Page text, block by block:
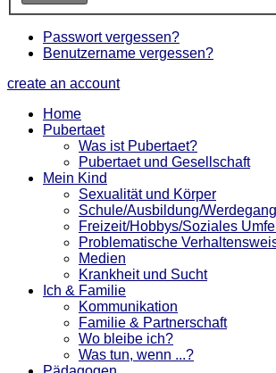
Passwort vergessen?
Benutzername vergessen?
create an account
Home
Pubertaet
Was ist Pubertaet?
Pubertaet und Gesellschaft
Mein Kind
Sexualität und Körper
Schule/Ausbildung/Werdegang
Freizeit/Hobbys/Soziales
Problematische
Medien
Krankheit und Sucht
Ich & Familie
Kommunikation
Familie & Partnerschaft
Wo bleibe ich?
Was tun, wenn ...?